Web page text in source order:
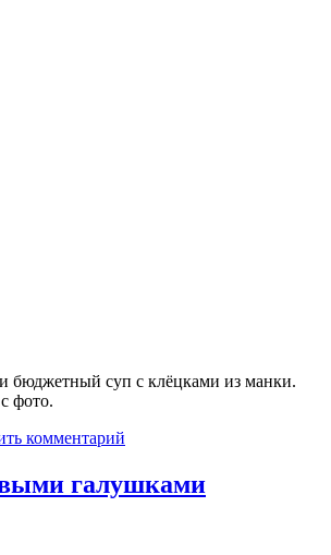
бюджетный суп с клёцками из манки.
фото.
комментарий
галушками